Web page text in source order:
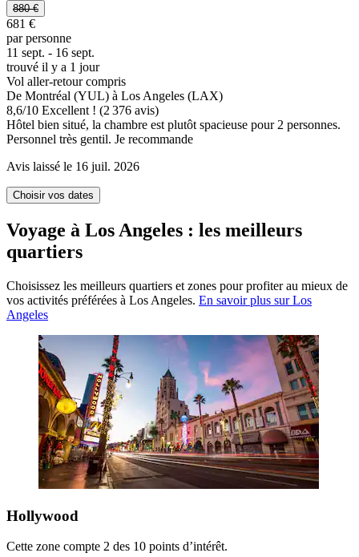
880 €
681 €
par personne
11 sept. - 16 sept.
trouvé il y a 1 jour
Vol aller-retour compris
De Montréal (YUL) à Los Angeles (LAX)
8,6/10 Excellent ! (2 376 avis)
Hôtel bien situé, la chambre est plutôt spacieuse pour 2 personnes.
Personnel très gentil. Je recommande
Avis laissé le 16 juil. 2026
Choisir vos dates
Voyage à Los Angeles : les meilleurs
quartiers
Choisissez les meilleurs quartiers et zones pour profiter au mieux de
vos activités préférées à Los Angeles. En savoir plus sur Los
Angeles
Hollywood
Cette zone compte 2 des 10 points d’intérêt.